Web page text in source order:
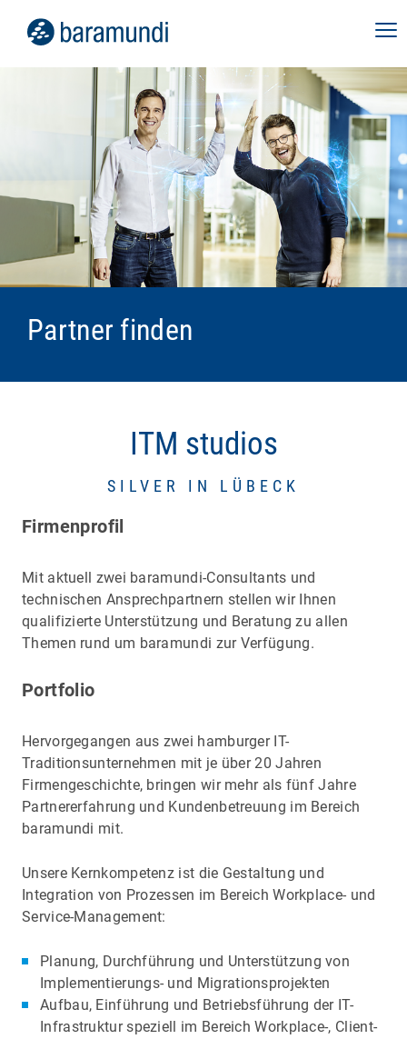
Partner finden
ITM studios
SILVER IN LÜBECK
Firmenprofil
Mit aktuell zwei baramundi-Consultants und
technischen Ansprechpartnern stellen wir Ihnen
qualifizierte Unterstützung und Beratung zu allen
Themen rund um baramundi zur Verfügung.
Portfolio
Hervorgegangen aus zwei hamburger IT-
Traditionsunternehmen mit je über 20 Jahren
Firmengeschichte, bringen wir mehr als fünf Jahre
Partnererfahrung und Kundenbetreuung im Bereich
baramundi mit.
Unsere Kernkompetenz ist die Gestaltung und
Integration von Prozessen im Bereich Workplace- und
Service-Management:
Planung, Durchführung und Unterstützung von
Implementierungs- und Migrationsprojekten
Aufbau, Einführung und Betriebsführung der IT-
Infrastruktur speziell im Bereich Workplace-, Client-